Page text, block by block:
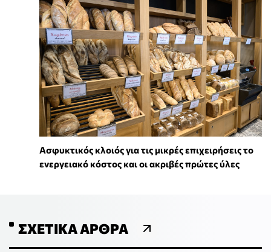
Ασφυκτικός κλοιός για τις μικρές επιχειρήσεις το
ενεργειακό κόστος και οι ακριβές πρώτες ύλες
ΣΧΕΤΙΚΆ ΆΡΘΡΑ